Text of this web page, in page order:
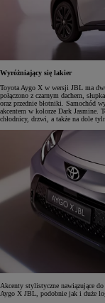
Wyróżniający się lakier
Toyota Aygo X w wersji JBL ma
połączono z czarnym dachem,
oraz przednie błotniki. Samochód
akcentem w kolorze Dark Jasmine.
chłodnicy, drzwi, a także na dole
Akcenty stylistyczne nawiązujące
Aygo X JBL, podobnie jak i duże